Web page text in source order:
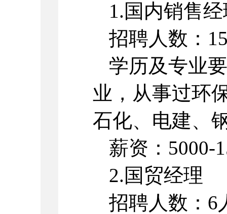
1.国内销售
招聘人数：
学历及专业
业，从事过环
石化、电建、
薪资：5000-
2.国贸经理
招聘人数：6